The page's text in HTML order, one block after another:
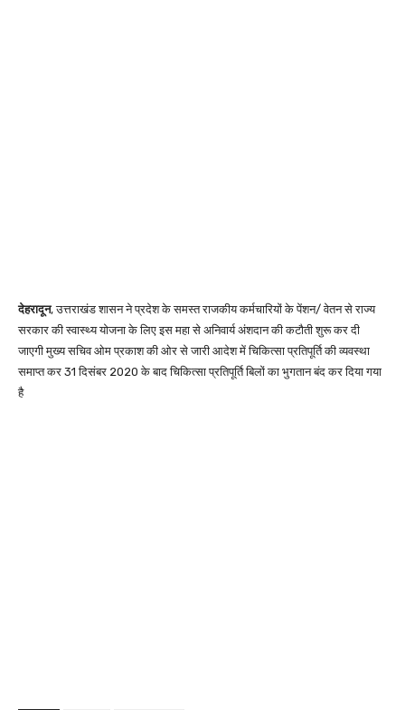
देहरादून, उत्तराखंड शासन ने प्रदेश के समस्त राजकीय कर्मचारियों के पेंशन/ वेतन से राज्य
सरकार की स्वास्थ्य योजना के लिए इस महा से अनिवार्य अंशदान की कटौती शुरू कर दी
जाएगी मुख्य सचिव ओम प्रकाश की ओर से जारी आदेश में चिकित्सा प्रतिपूर्ति की व्यवस्था
समाप्त कर 31 दिसंबर 2020 के बाद चिकित्सा प्रतिपूर्ति बिलों का भुगतान बंद कर दिया गया
है